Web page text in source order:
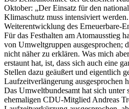
Oktober: „Der Einsatz für den
Klimaschutz muss intensiviert
Weiterentwicklung des Erneuerbare-
Für das Festhalten am Atomausstieg
von Umweltgruppen ausgesprochen;
nicht näher zu erklären. Was mich
erstaunt hat, ist, dass sich auch eine
Stellen dazu geäußert und eigentlich
Laufzeitverlängerung ausgesprochen
Das Umweltbundesamt hat sich unter
ehemaligen CDU-Mitglied Andreas